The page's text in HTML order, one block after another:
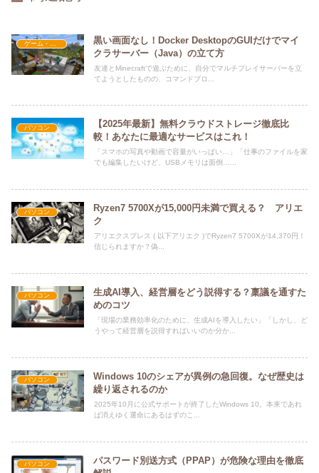
黒い画面なし！Docker DesktopのGUIだけでマイ
クラサーバー（Java）の立て方
友達とMinecraftで遊ぶために、自分でマルチプレイサーバーを立
てようとしたものの、コマンドプロ...
パソコン
【2025年最新】無料クラウドストレージ徹底比
較！あなたに最適なサービスはこれ！
「スマホの写真や動画で容量がいっぱい…」「仕事のファイルを家
でも編集したいけど、USBメモリは面倒…...
パソコン
Ryzen7 5700Xが15,000円未満で買える？ アリエ
ク
アリエクスプレス ( 以下アリエク )でRyzen7 5700Xが14,370円！
信じられますか？偽...
パソコン
生成AI導入、経営層をどう説得する？稟議を通すた
めのコツ
「現場の業務効率化のために、生成AIを導入したい」「しかし、ど
うやって経営層を説得すればいいのか分か...
パソコン
Windows 10のシェアが異例の急回復。なぜ歴史は
繰り返されるのか
2025年10月に公式サポートが終了したWindows 10。本来であれ
ば消えゆく運命にあるはずのこ...
パソコン
パスワード別送方式（PPAP）が危険な理由を徹底